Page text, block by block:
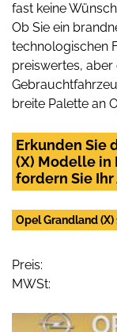
fast keine
Ob Sie ein
technologischen
preiswertes,
breite Palette an
Erkunden Sie
(X) Modelle in
fordern Sie Ihr
Opel Grandland (X)
Preis:
MWSt: